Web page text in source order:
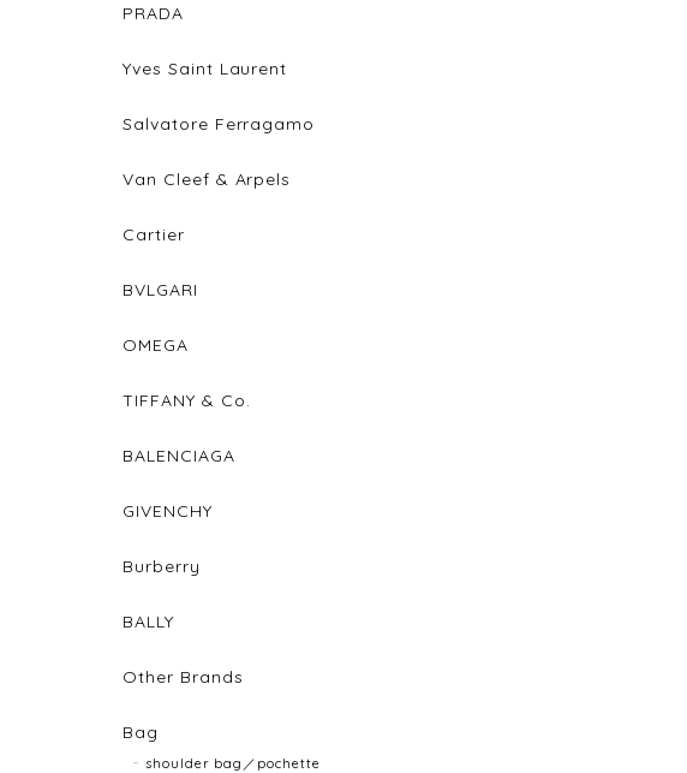
PRADA
Yves Saint Laurent
Salvatore Ferragamo
Van Cleef & Arpels
Cartier
BVLGARI
OMEGA
TIFFANY & Co.
BALENCIAGA
GIVENCHY
Burberry
BALLY
Other Brands
Bag
shoulder bag／pochette